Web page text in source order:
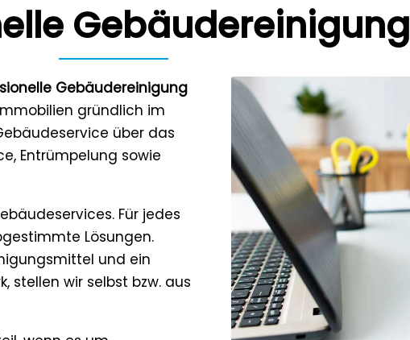
Gebäudereinigung
Gebäudereinigung
gründlich im
über das
Entrümpelung sowie
Für jedes
Lösungen.
und ein
stellen wir selbst bzw. aus